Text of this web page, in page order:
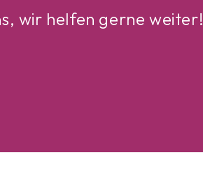
wir helfen gerne weiter!